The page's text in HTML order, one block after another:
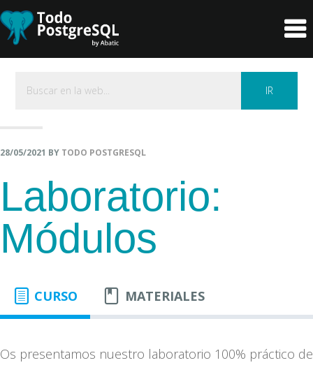
Skip
to
primary
Skip
to
content
header-
right
Main
navigation
28/05/2021 BY TODO POSTGRESQL
Laboratorio:
Módulos
CURSO MATERIALES
Os presentamos nuestro laboratorio 100% práctico de